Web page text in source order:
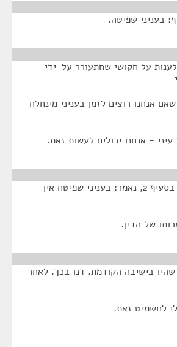
בעניני שפיטה.
על חקושי שחתעורר על-ידי
אנחנו רוצים לזמן בעניני מינחלח
עיני - אנחנו יכולים לעשות זאת.
בחוק יסוד: חשפיטח, בסעיף 2, נאמר: בעניני שפיטח אין
של הדין.
בישיבה הקודמת. דנו בכך. לאחר
לחשמיט זאת.